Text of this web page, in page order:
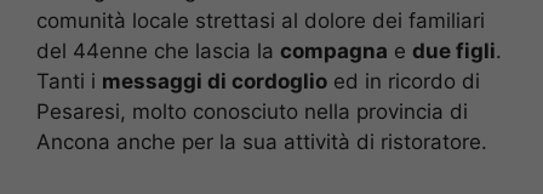
comunità locale strettasi al dolore dei familiari
del 44enne che lascia la compagna e due figli.
Tanti i messaggi di cordoglio ed in ricordo di
Pesaresi, molto conosciuto nella provincia di
Ancona anche per la sua attività di ristoratore.